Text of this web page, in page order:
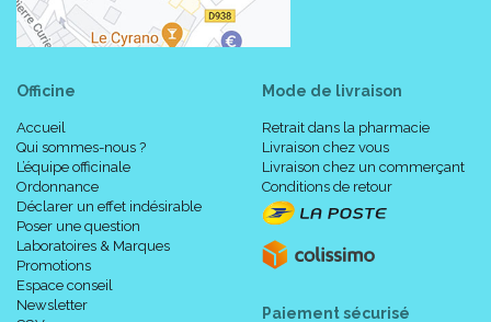
Officine
Accueil
Qui sommes-nous ?
L’équipe officinale
Ordonnance
Déclarer un effet indésirable
Poser une question
Laboratoires & Marques
Promotions
Espace conseil
Newsletter
Mode de livraison
Retrait dans la pharmacie
Livraison chez vous
Livraison chez un commerçant
Conditions de retour
Paiement sécurisé